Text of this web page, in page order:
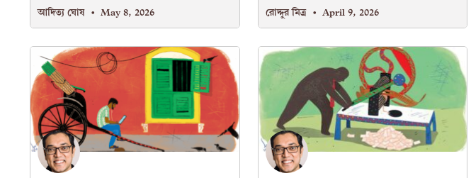
আদিত্য ঘোষ
May 8, 2026 রোদ্দুর মিত্র April 9, 2026